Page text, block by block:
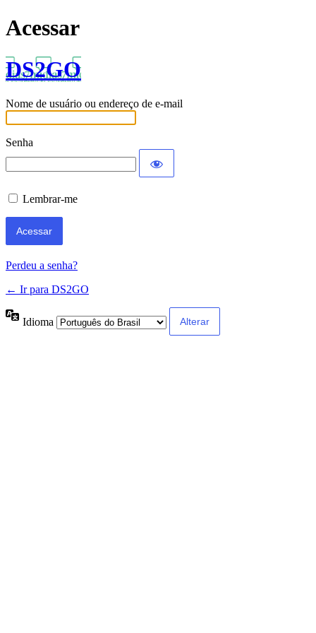
Acessar
DS2GO
Nome de usuário ou endereço de e-mail
Senha
Lembrar-me
Perdeu a senha?
← Ir para DS2GO
Idioma